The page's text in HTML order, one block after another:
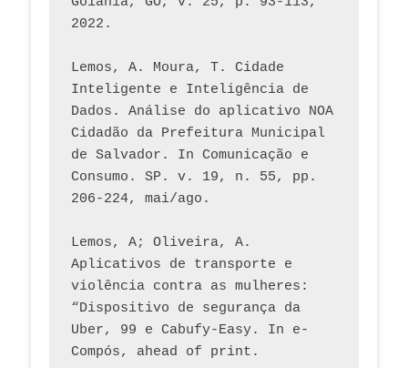
2022.
Lemos, A. Moura, T. Cidade
Inteligente e Inteligência de
Dados. Análise do aplicativo NOA
Cidadão da Prefeitura Municipal
de Salvador. In Comunicação e
Consumo. SP. v. 19, n. 55, pp.
206-224, mai/ago.
Lemos, A; Oliveira, A.
Aplicativos de transporte e
violência contra as mulheres:
“Dispositivo de segurança da
Uber, 99 e Cabufy-Easy. In e-
Compós, ahead of print.